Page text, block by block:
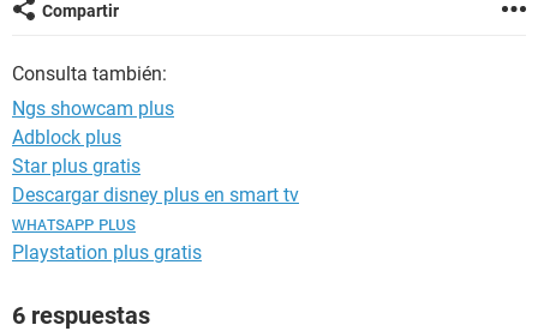
Compartir
Consulta también:
Ngs showcam plus
Adblock plus
Star plus gratis
Descargar disney plus en smart tv
ᴡʜᴀᴛsᴀᴘᴘ ᴘʟᴜs
Playstation plus gratis
6 respuestas